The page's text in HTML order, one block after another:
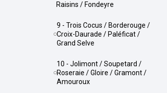
Raisins / Fondeyre
9 - Trois Cocus / Borderouge /
Croix-Daurade / Paléficat /
Grand Selve
10 - Jolimont / Soupetard /
Roseraie / Gloire / Gramont /
Amouroux